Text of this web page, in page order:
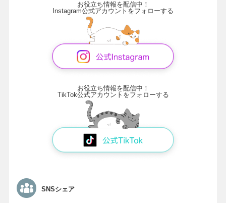
お役立ち情報を配信中！
Instagram公式アカウントをフォローする
お役立ち情報を配信中！
TikTok公式アカウントをフォローする
SNSシェア